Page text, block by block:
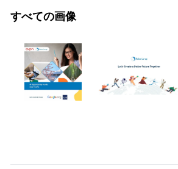
すべての画像